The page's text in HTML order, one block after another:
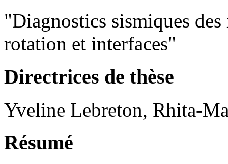
"Diagnostics sismiques
rotation et interfaces"
Directrices de thèse
Yveline Lebreton, Rhita-
Résumé